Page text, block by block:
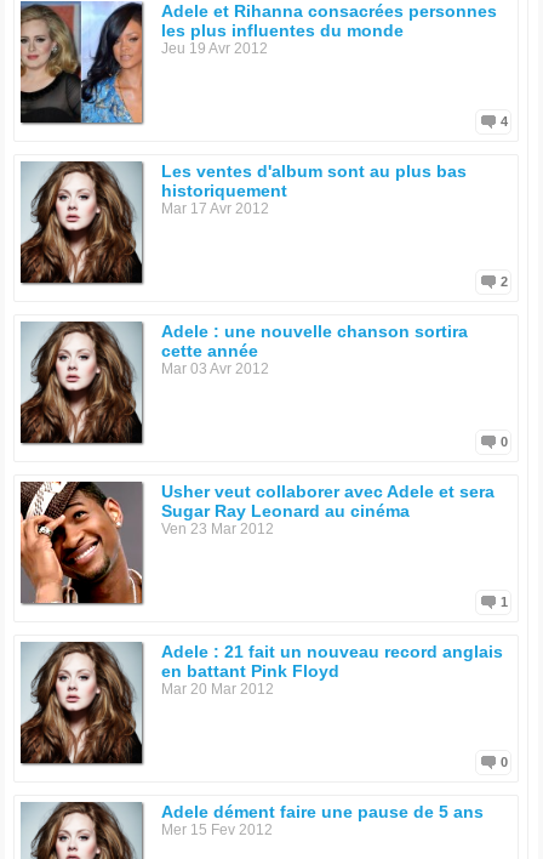
Adele et Rihanna consacrées personnes
les plus influentes du monde
Jeu 19 Avr 2012
4
Les ventes d'album sont au plus bas
historiquement
Mar 17 Avr 2012
2
Adele : une nouvelle chanson sortira
cette année
Mar 03 Avr 2012
0
Usher veut collaborer avec Adele et sera
Sugar Ray Leonard au cinéma
Ven 23 Mar 2012
1
Adele : 21 fait un nouveau record anglais
en battant Pink Floyd
Mar 20 Mar 2012
0
Adele dément faire une pause de 5 ans
Mer 15 Fev 2012